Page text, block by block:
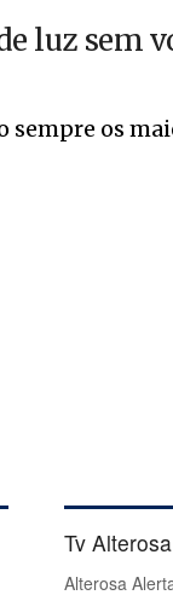
luz sem
os
Tv Alterosa
Alterosa